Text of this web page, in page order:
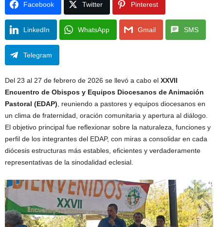
Facebook Twitter Pinterest
LinkedIn WhatsApp Gmail SMS
Telegram
Del 23 al 27 de febrero de 2026 se llevó a cabo el XXVII
Encuentro de Obispos y Equipos Diocesanos de Animación
Pastoral (EDAP) , reuniendo a pastores y equipos diocesanos en
un clima de fraternidad, oración comunitaria y apertura al diálogo.
El objetivo principal fue reflexionar sobre la naturaleza, funciones y
perfil de los integrantes del EDAP, con miras a consolidar en cada
diócesis estructuras más estables, eficientes y verdaderamente
representativas de la sinodalidad eclesial.